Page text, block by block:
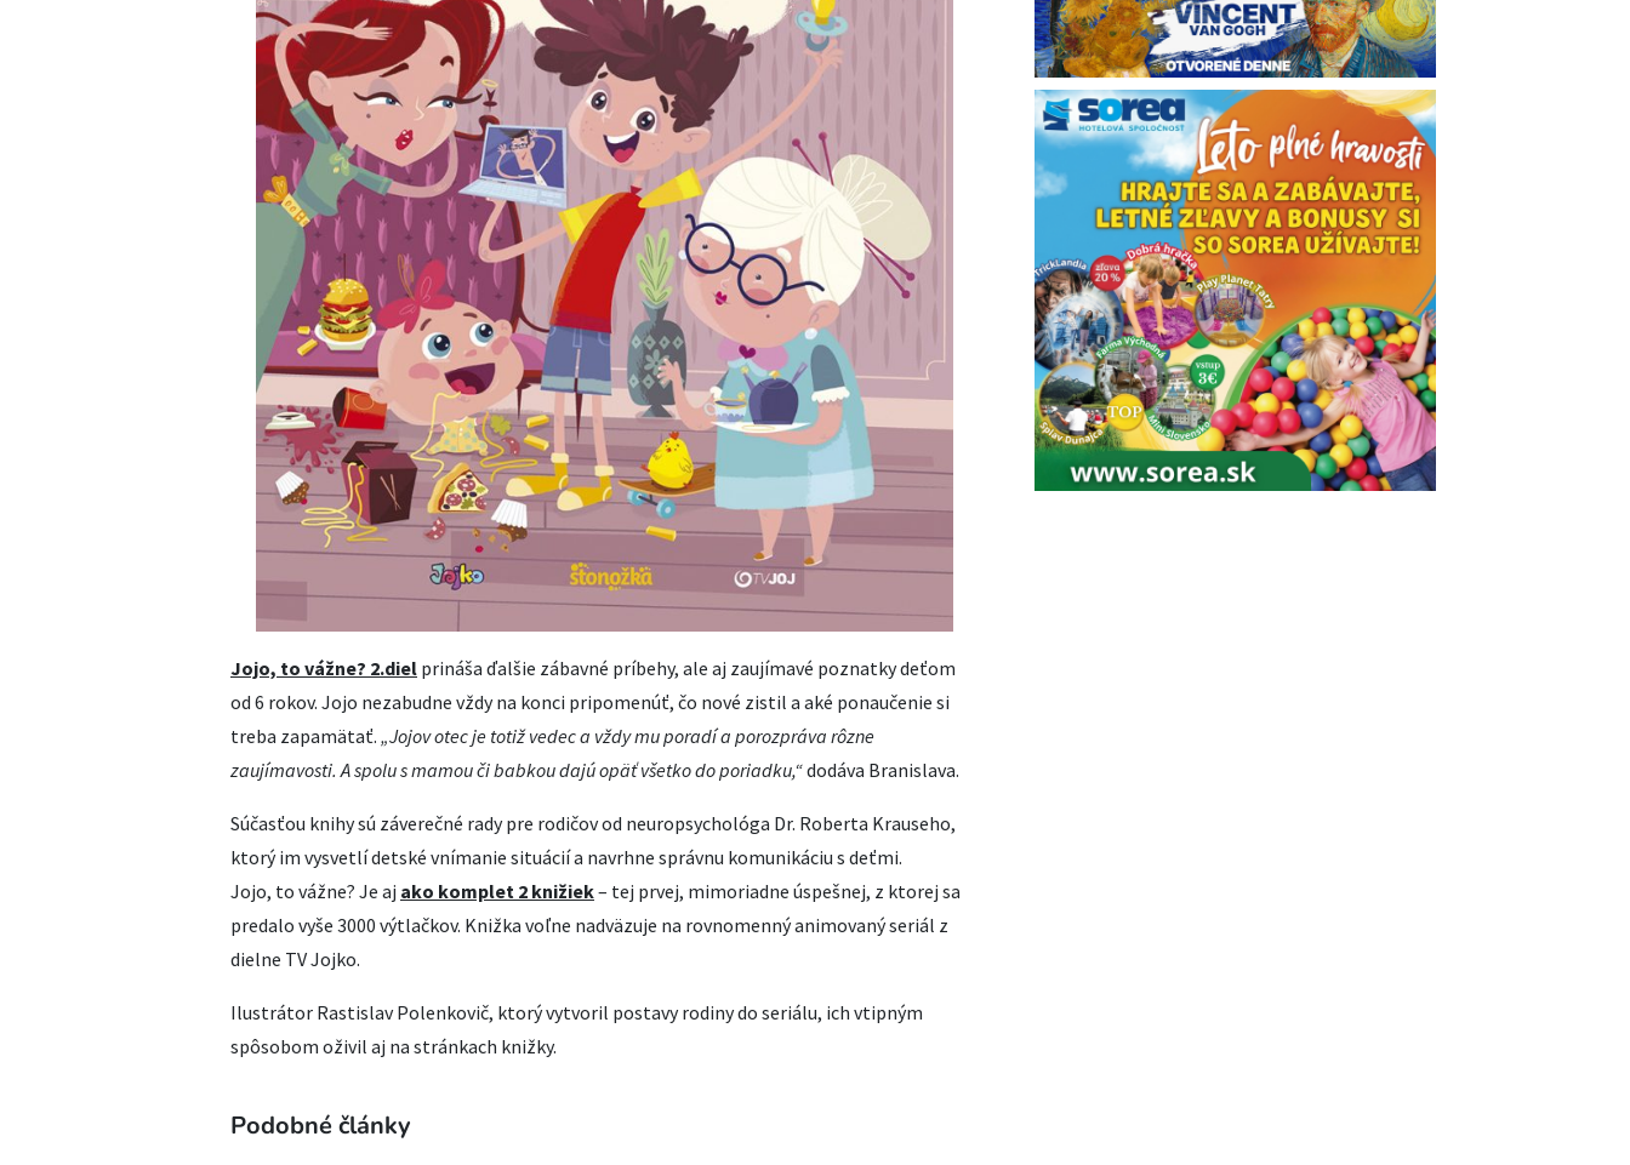
Jojo, to vážne? 2.diel prináša ďalšie zábavné príbehy, ale aj zaujímavé poznatky deťom
od 6 rokov. Jojo nezabudne vždy na konci pripomenúť, čo nové zistil a aké ponaučenie si
treba zapamätať. „Jojov otec je totiž vedec a vždy mu poradí a porozpráva rôzne
zaujímavosti. A spolu s mamou či babkou dajú opäť všetko do poriadku,“dodáva Branislava.
Súčasťou knihy sú záverečné rady pre rodičov od neuropsychológa Dr. Roberta Krauseho,
ktorý im vysvetlí detské vnímanie situácií a navrhne správnu komunikáciu s deťmi.
Jojo, to vážne? Je aj ako komplet 2 knižiek– tej prvej, mimoriadne úspešnej, z ktorej sa
predalo vyše 3000 výtlačkov. Knižka voľne nadväzuje na rovnomenný animovaný seriál z
dielne TV Jojko.
Ilustrátor Rastislav Polenkovič, ktorý vytvoril postavy rodiny do seriálu, ich vtipným
spôsobom oživil aj na stránkach knižky.
Podobné články